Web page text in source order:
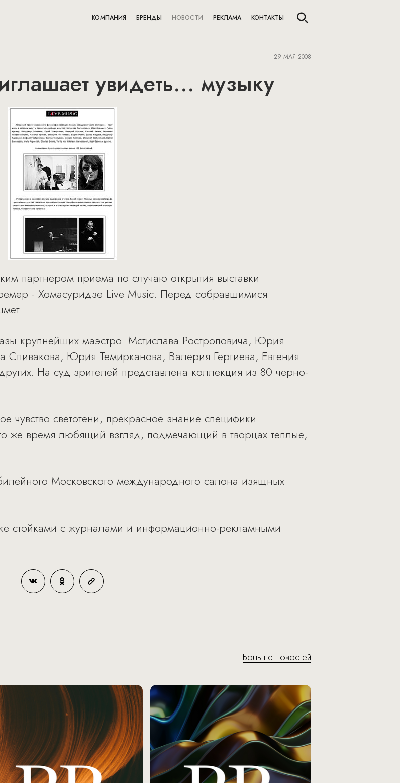
КОМПАНИЯ БРЕНДЫ НОВОСТИ РЕКЛАМА КОНТАКТЫ
29 МАЯ 2008
увидеть... музыку
партнером приема по случаю открытия выставки
- Хомасуридзе Live Music. Перед собравшимися
крупнейших маэстро: Мстислава Ростроповича, Юрия
Юрия Темирканова, Валерия Гергиева, Евгения
На суд зрителей представлена коллекция из 80 черно-
чувство светотени, прекрасное знание специфики
же время любящий взгляд, подмечающий в творцах теплые,
Московского международного салона изящных
стойками с журналами и информационно-рекламными
Больше новостей